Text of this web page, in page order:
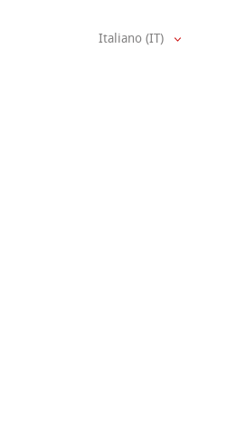
Italiano (IT)